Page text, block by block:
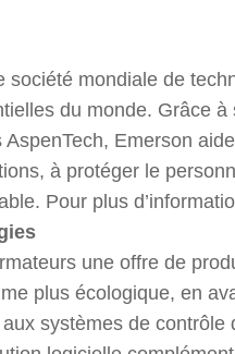
société mondiale de
du monde. Grâce
Emerson
à protéger le
Pour plus
une offre de
plus écologique, en
systèmes de